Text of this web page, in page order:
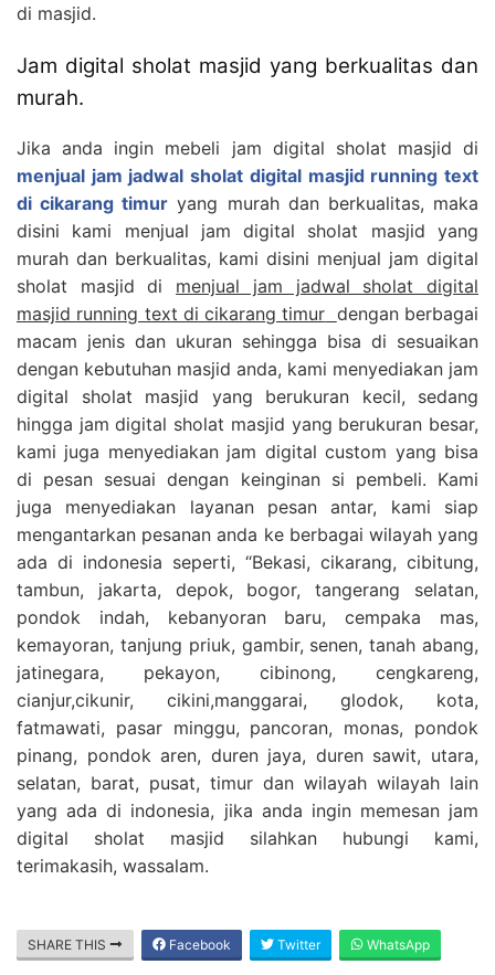
di masjid.
Jam digital sholat masjid yang berkualitas dan
murah.
Jika anda ingin mebeli jam digital sholat masjid di
menjual jam jadwal sholat digital masjid running text
di cikarang timur yang murah dan berkualitas, maka
disini kami menjual jam digital sholat masjid yang
murah dan berkualitas, kami disini menjual jam digital
sholat masjid di menjual jam jadwal sholat digital
masjid running text di cikarang timur dengan berbagai
macam jenis dan ukuran sehingga bisa di sesuaikan
dengan kebutuhan masjid anda, kami menyediakan jam
digital sholat masjid yang berukuran kecil, sedang
hingga jam digital sholat masjid yang berukuran besar,
kami juga menyediakan jam digital custom yang bisa
di pesan sesuai dengan keinginan si pembeli. Kami
juga menyediakan layanan pesan antar, kami siap
mengantarkan pesanan anda ke berbagai wilayah yang
ada di indonesia seperti, “Bekasi, cikarang, cibitung,
tambun, jakarta, depok, bogor, tangerang selatan,
pondok indah, kebanyoran baru, cempaka mas,
kemayoran, tanjung priuk, gambir, senen, tanah abang,
jatinegara, pekayon, cibinong, cengkareng,
cianjur,cikunir, cikini,manggarai, glodok, kota,
fatmawati, pasar minggu, pancoran, monas, pondok
pinang, pondok aren, duren jaya, duren sawit, utara,
selatan, barat, pusat, timur dan wilayah wilayah lain
yang ada di indonesia, jika anda ingin memesan jam
digital sholat masjid silahkan hubungi kami,
terimakasih, wassalam.
SHARE THIS Facebook Twitter WhatsApp